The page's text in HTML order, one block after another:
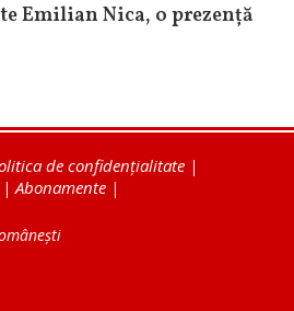
Emilian Nica, o prezență
de confidențialitate |
| Abonamente |